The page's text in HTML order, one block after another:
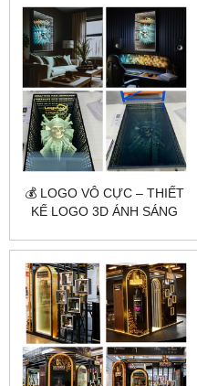
💰 LOGO VÔ CỰC – THIẾT
KẾ LOGO 3D ÁNH SÁNG
NHÌN